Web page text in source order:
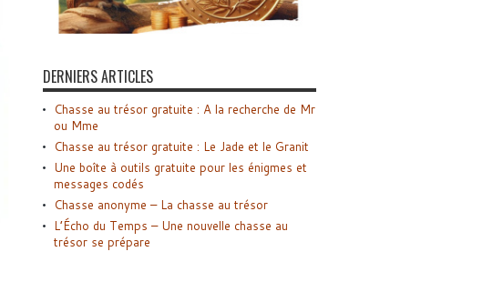
DERNIERS ARTICLES
Chasse au trésor gratuite : A la recherche de Mr
ou Mme
Chasse au trésor gratuite : Le Jade et le Granit
Une boîte à outils gratuite pour les énigmes et
messages codés
Chasse anonyme – La chasse au trésor
L’Écho du Temps – Une nouvelle chasse au
trésor se prépare